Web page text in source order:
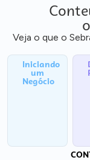
o
Veja o que o
Iniciando
um
Negócio